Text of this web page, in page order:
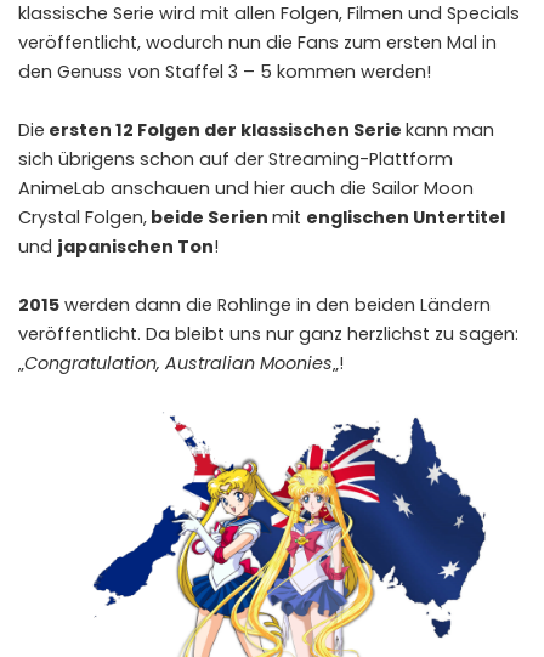
klassische Serie wird mit allen Folgen, Filmen und Specials
veröffentlicht, wodurch nun die Fans zum ersten Mal in
den Genuss von Staffel 3 – 5 kommen werden!
Die ersten 12 Folgen der klassischen Serie kann man
sich übrigens schon auf der Streaming-Plattform
AnimeLab anschauen und hier auch die Sailor Moon
Crystal Folgen, beide Serien mit englischen Untertitel
und japanischen Ton!
2015 werden dann die Rohlinge in den beiden Ländern
veröffentlicht. Da bleibt uns nur ganz herzlichst zu sagen:
„Congratulation, Australian Moonies„!